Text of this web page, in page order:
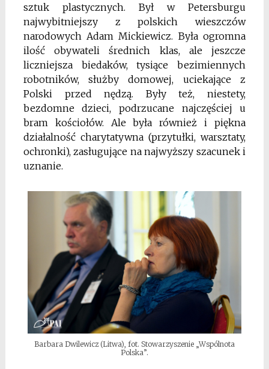
sztuk plastycznych. Był w Petersburgu
najwybitniejszy z polskich wieszczów
narodowych Adam Mickiewicz. Była ogromna
ilość obywateli średnich klas, ale jeszcze
liczniejsza biedaków, tysiące bezimiennych
robotników, służby domowej, uciekające z
Polski przed nędzą. Były też, niestety,
bezdomne dzieci, podrzucane najczęściej u
bram kościołów. Ale była również i piękna
działalność charytatywna (przytułki, warsztaty,
ochronki), zasługujące na najwyższy szacunek i
uznanie.
Barbara Dwilewicz (Litwa), fot. Stowarzyszenie „Wspólnota
Polska”.